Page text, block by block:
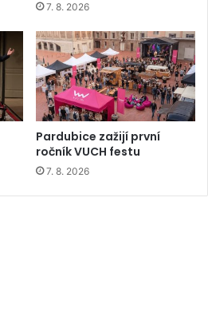
7. 8. 2026
Pardubice zažijí první
ročník VUCH festu
7. 8. 2026